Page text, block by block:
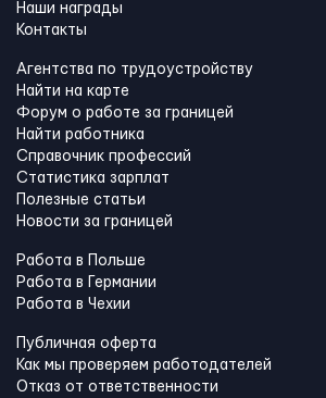
Наши награды
Контакты
Агентства по трудоустройству
Найти на карте
Форум о работе за границей
Найти работника
Справочник профессий
Статистика зарплат
Полезные статьи
Новости за границей
Работа в Польше
Работа в Германии
Работа в Чехии
Публичная оферта
Как мы проверяем работодателей
Отказ от ответственности